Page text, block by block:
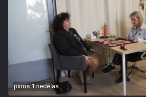
pirms 1 nedēļas